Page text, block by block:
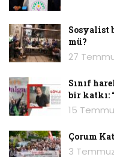
istiyoruz.’ dedi.
Sosyalist
mü?
27
Sınıf
bir katkı:
15
Çorum
3